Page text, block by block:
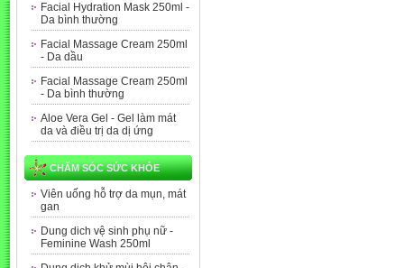
Facial Hydration Mask 250ml -
Da bình thường
Facial Massage Cream 250ml
- Da dầu
Facial Massage Cream 250ml
- Da bình thường
Aloe Vera Gel - Gel làm mát
da và điều trị da dị ứng
CHĂM SÓC SỨC KHỎE
Viên uống hỗ trợ da mụn, mát
gan
Dung dich vệ sinh phụ nữ -
Feminine Wash 250ml